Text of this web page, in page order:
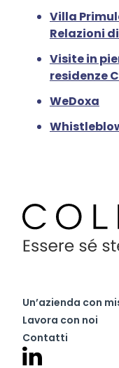
Villa
Relazioni
Visite in
residenze
WeDoxa
Un’azienda con
Lavora con noi
Contatti